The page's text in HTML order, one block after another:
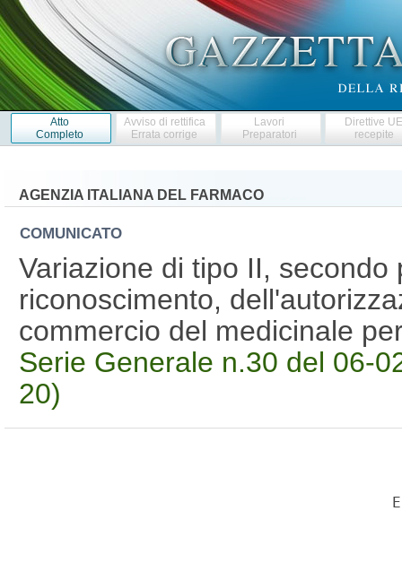
Atto
Completo
Avviso di rettifica
Errata corrige
Lavori
Preparatori
Direttive
recepite
AGENZIA ITALIANA DEL FARMACO
COMUNICATO
Variazione di tipo II, secondo
riconoscimento,
commercio del medicinale
Serie Generale n.30 del 06-
20)